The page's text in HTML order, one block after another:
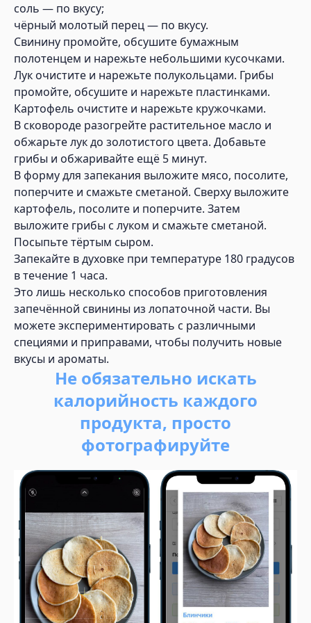
соль — по вкусу;
чёрный молотый перец — по вкусу.
Свинину промойте, обсушите бумажным
полотенцем и нарежьте небольшими кусочками.
Лук очистите и нарежьте полукольцами. Грибы
промойте, обсушите и нарежьте пластинками.
Картофель очистите и нарежьте кружочками.
В сковороде разогрейте растительное масло и
обжарьте лук до золотистого цвета. Добавьте
грибы и обжаривайте ещё 5 минут.
В форму для запекания выложите мясо, посолите,
поперчите и смажьте сметаной. Сверху выложите
картофель, посолите и поперчите. Затем
выложите грибы с луком и смажьте сметаной.
Посыпьте тёртым сыром.
Запекайте в духовке при температуре 180 градусов
в течение 1 часа.
Это лишь несколько способов приготовления
запечённой свинины из лопаточной части. Вы
можете экспериментировать с различными
специями и приправами, чтобы получить новые
вкусы и ароматы.
Не обязательно искать
калорийность каждого
продукта, просто
фотографируйте